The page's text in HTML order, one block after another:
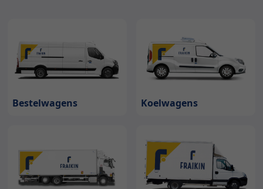
Bestelwagens Koelwagens